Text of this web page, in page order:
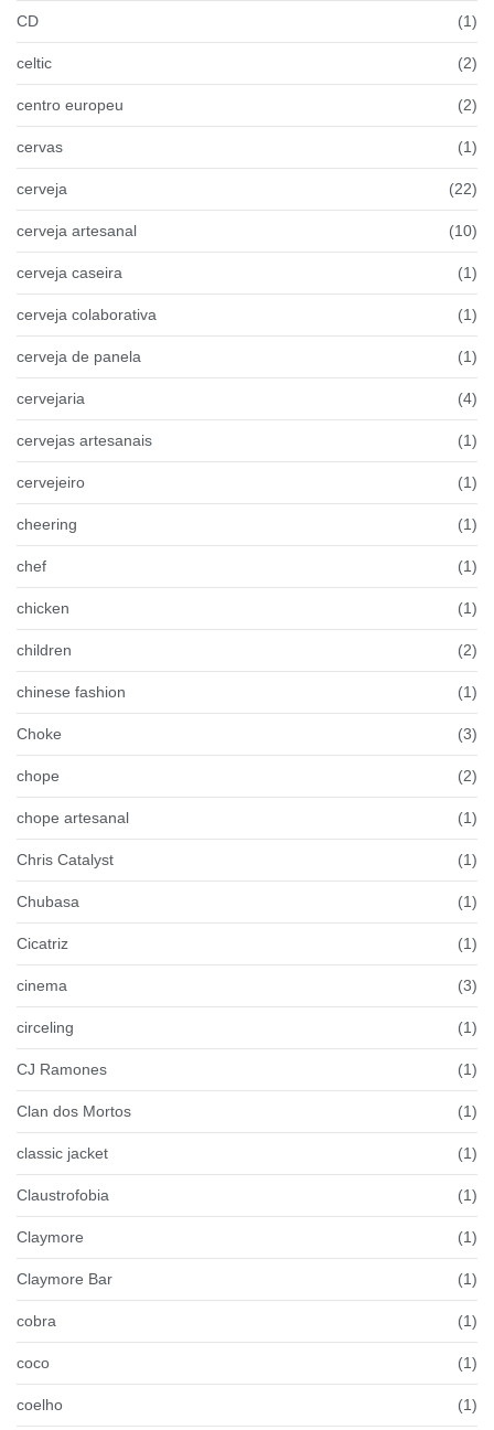
CD (1)
celtic (2)
centro europeu (2)
cervas (1)
cerveja (22)
cerveja artesanal (10)
cerveja caseira (1)
cerveja colaborativa (1)
cerveja de panela (1)
cervejaria (4)
cervejas artesanais (1)
cervejeiro (1)
cheering (1)
chef (1)
chicken (1)
children (2)
chinese fashion (1)
Choke (3)
chope (2)
chope artesanal (1)
Chris Catalyst (1)
Chubasa (1)
Cicatriz (1)
cinema (3)
circeling (1)
CJ Ramones (1)
Clan dos Mortos (1)
classic jacket (1)
Claustrofobia (1)
Claymore (1)
Claymore Bar (1)
cobra (1)
coco (1)
coelho (1)